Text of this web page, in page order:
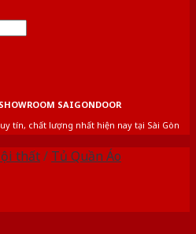
SAIGONDOOR
tín, chất lượng nhất hiện nay tại Sài Gòn
thất/ Tủ Quần Áo